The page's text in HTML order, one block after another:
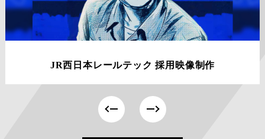
JR西日本レールテック 採用映像制作